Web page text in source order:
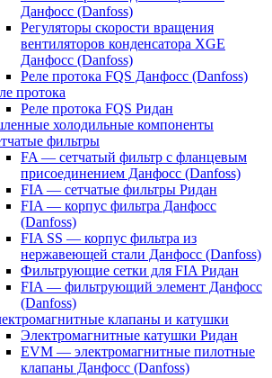
Данфосс (Danfoss)
Регуляторы скорости вращения
вентиляторов конденсатора XGE
Данфосс (Danfoss)
Реле протока FQS Данфосс (Danfoss)
протока
Реле протока FQS Ридан
холодильные компоненты
фильтры
FA — сетчатый фильтр с фланцевым
присоединением Данфосс (Danfoss)
FIA — сетчатые фильтры Ридан
FIA — корпус фильтра Данфосс
(Danfoss)
FIA SS — корпус фильтра из
нержавеющей стали Данфосс (Danfoss)
Фильтрующие сетки для FIA Ридан
FIA — фильтрующий элемент Данфосс
(Danfoss)
клапаны и катушки
Электромагнитные катушки Ридан
EVM — электромагнитные пилотные
клапаны Данфосс (Danfoss)